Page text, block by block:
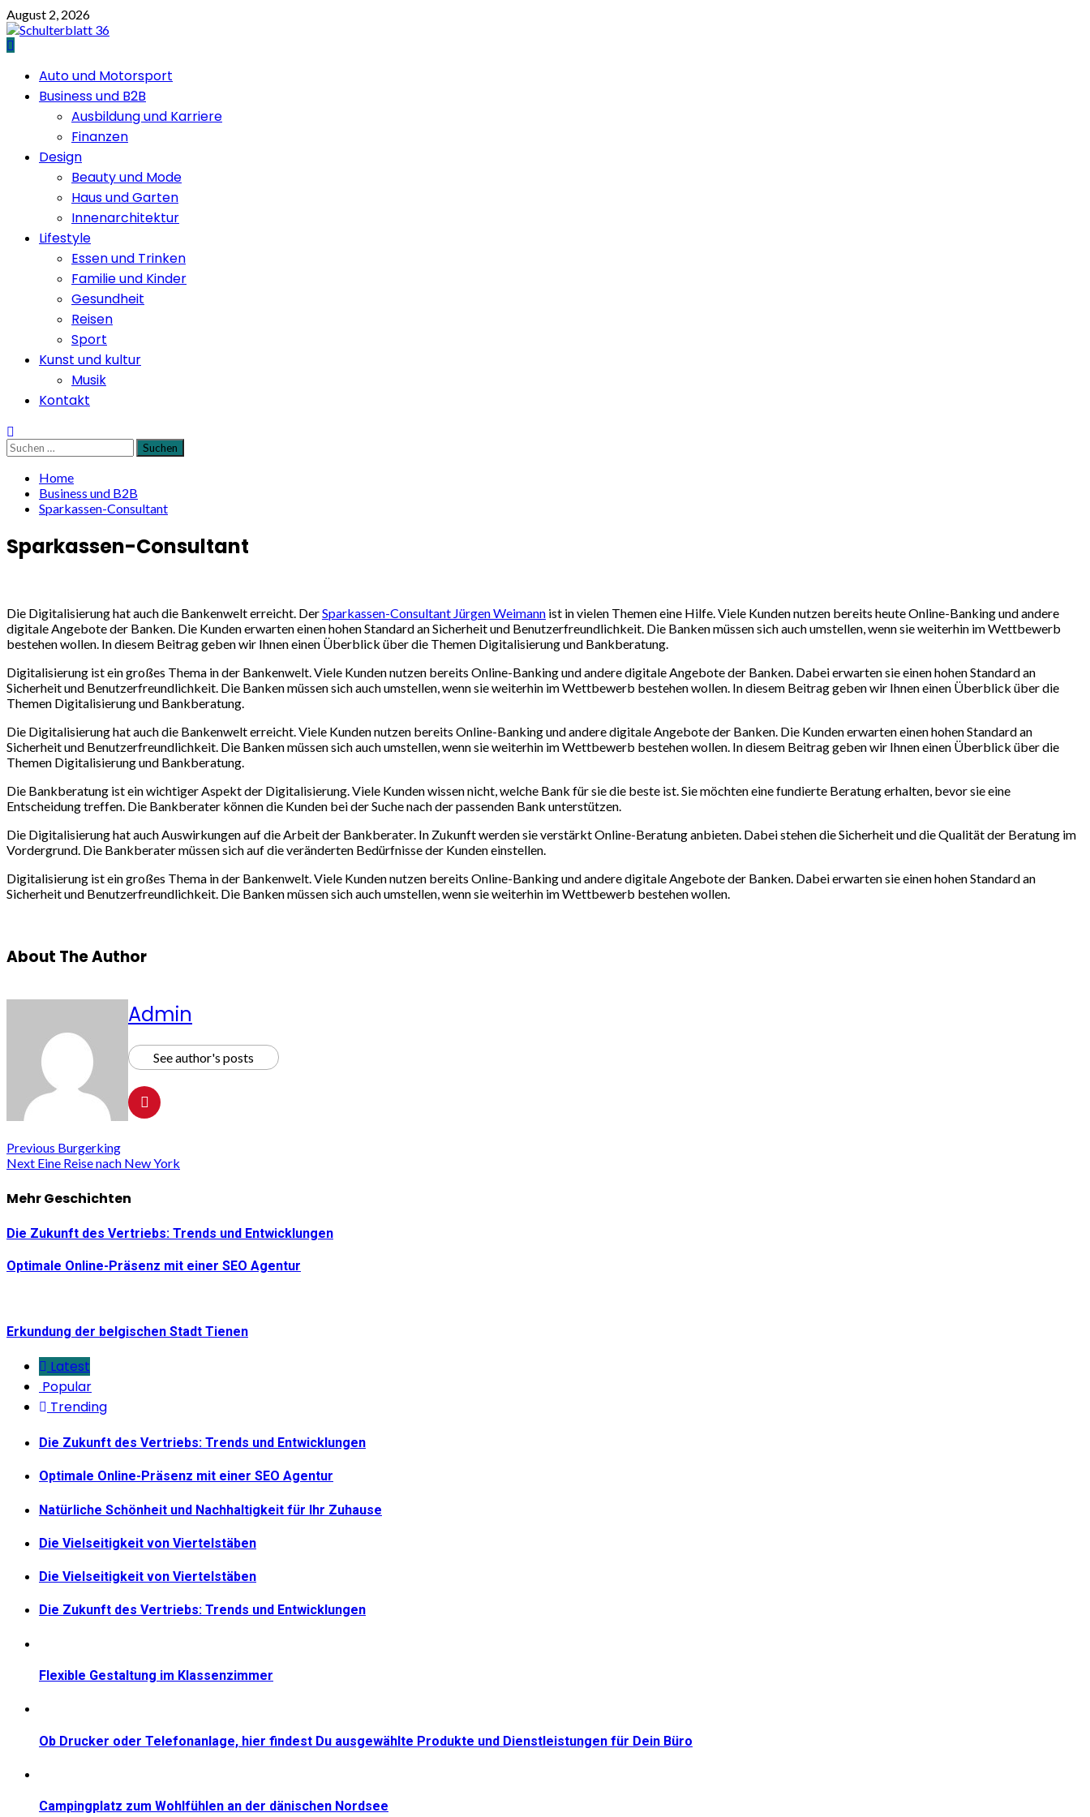
Skip
to
content
August 2, 2026
PrimaryAuto und Motorsport
Business und B2B
Ausbildung und Karriere
Finanzen
Design
Beauty und Mode
Haus und Garten
Innenarchitektur
Lifestyle
Essen und Trinken
Familie und Kinder
Gesundheit
Reisen
Sport
Kunst und kultur
Musik
Kontakt
Suchen
nach:
Home
Business und B2B
Sparkassen-Consultant
Sparkassen-Consultant
Die Digitalisierung hat auch die Bankenwelt erreicht. DerSparkassen-Consultant Jürgen Weimann ist in vielen Themen eine Hilfe. Viele Kunden nutzen bereits heute Online-Banking und andere
digitale Angebote der Banken. Die Kunden erwarten einen hohen Standard an Sicherheit und Benutzerfreundlichkeit. Die Banken müssen sich auch umstellen, wenn sie weiterhin im Wettbewerb
bestehen wollen. In diesem Beitrag geben wir Ihnen einen Überblick über die Themen Digitalisierung und Bankberatung.
Digitalisierung ist ein großes Thema in der Bankenwelt. Viele Kunden nutzen bereits Online-Banking und andere digitale Angebote der Banken. Dabei erwarten sie einen hohen Standard an
Sicherheit und Benutzerfreundlichkeit. Die Banken müssen sich auch umstellen, wenn sie weiterhin im Wettbewerb bestehen wollen. In diesem Beitrag geben wir Ihnen einen Überblick über die
Themen Digitalisierung und Bankberatung.
Die Digitalisierung hat auch die Bankenwelt erreicht. Viele Kunden nutzen bereits Online-Banking und andere digitale Angebote der Banken. Die Kunden erwarten einen hohen Standard an
Sicherheit und Benutzerfreundlichkeit. Die Banken müssen sich auch umstellen, wenn sie weiterhin im Wettbewerb bestehen wollen. In diesem Beitrag geben wir Ihnen einen Überblick über die
Themen Digitalisierung und Bankberatung.
Die Bankberatung ist ein wichtiger Aspekt der Digitalisierung. Viele Kunden wissen nicht, welche Bank für sie die beste ist. Sie möchten eine fundierte Beratung erhalten, bevor sie eine
Entscheidung treffen. Die Bankberater können die Kunden bei der Suche nach der passenden Bank unterstützen.
Die Digitalisierung hat auch Auswirkungen auf die Arbeit der Bankberater. In Zukunft werden sie verstärkt Online-Beratung anbieten. Dabei stehen die Sicherheit und die Qualität der Beratung im
Vordergrund. Die Bankberater müssen sich auf die veränderten Bedürfnisse der Kunden einstellen.
Digitalisierung ist ein großes Thema in der Bankenwelt. Viele Kunden nutzen bereits Online-Banking und andere digitale Angebote der Banken. Dabei erwarten sie einen hohen Standard an
Sicherheit und Benutzerfreundlichkeit. Die Banken müssen sich auch umstellen, wenn sie weiterhin im Wettbewerb bestehen wollen.
About The Author
Admin
See author's posts
Continue
Previous Burgerking
Next Eine Reise nach New York
Mehr Geschichten
Die Zukunft des Vertriebs: Trends und Entwicklungen
Optimale Online-Präsenz mit einer SEO Agentur
Erkundung der belgischen Stadt Tienen
Latest
Popular
Trending
Die Zukunft des Vertriebs: Trends und Entwicklungen
Optimale Online-Präsenz mit einer SEO Agentur
Natürliche Schönheit und Nachhaltigkeit für Ihr Zuhause
Die Vielseitigkeit von Viertelstäben
Die Vielseitigkeit von Viertelstäben
Die Zukunft des Vertriebs: Trends und Entwicklungen
Flexible Gestaltung im Klassenzimmer
Ob Drucker oder Telefonanlage, hier findest Du ausgewählte Produkte und Dienstleistungen für Dein Büro
Campingplatz zum Wohlfühlen an der dänischen Nordsee